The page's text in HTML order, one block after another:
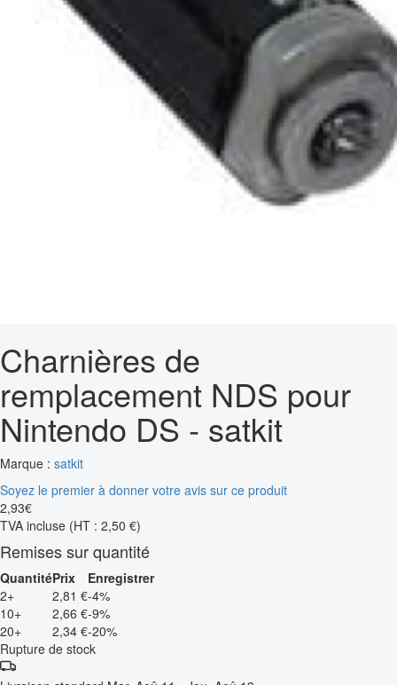
Charnières de
remplacement NDS pour
Nintendo DS - satkit
Marque : satkit
Soyez le premier à donner votre avis sur ce produit
2,93€
TVA incluse (HT : 2,50 €)
Remises sur quantité
QuantitéPrix
Enregistrer
2+
2,81 €-4%
10+
2,66 €-9%
20+
2,34 €-20%
Rupture de stock